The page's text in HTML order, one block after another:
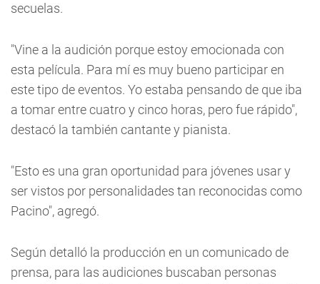
secuelas.
"Vine a la audición porque estoy emocionada con
esta película. Para mí es muy bueno participar en
este tipo de eventos. Yo estaba pensando de que iba
a tomar entre cuatro y cinco horas, pero fue rápido",
destacó la también cantante y pianista.
"Esto es una gran oportunidad para jóvenes usar y
ser vistos por personalidades tan reconocidas como
Pacino", agregó.
Según detalló la producción en un comunicado de
prensa, para las audiciones buscaban personas